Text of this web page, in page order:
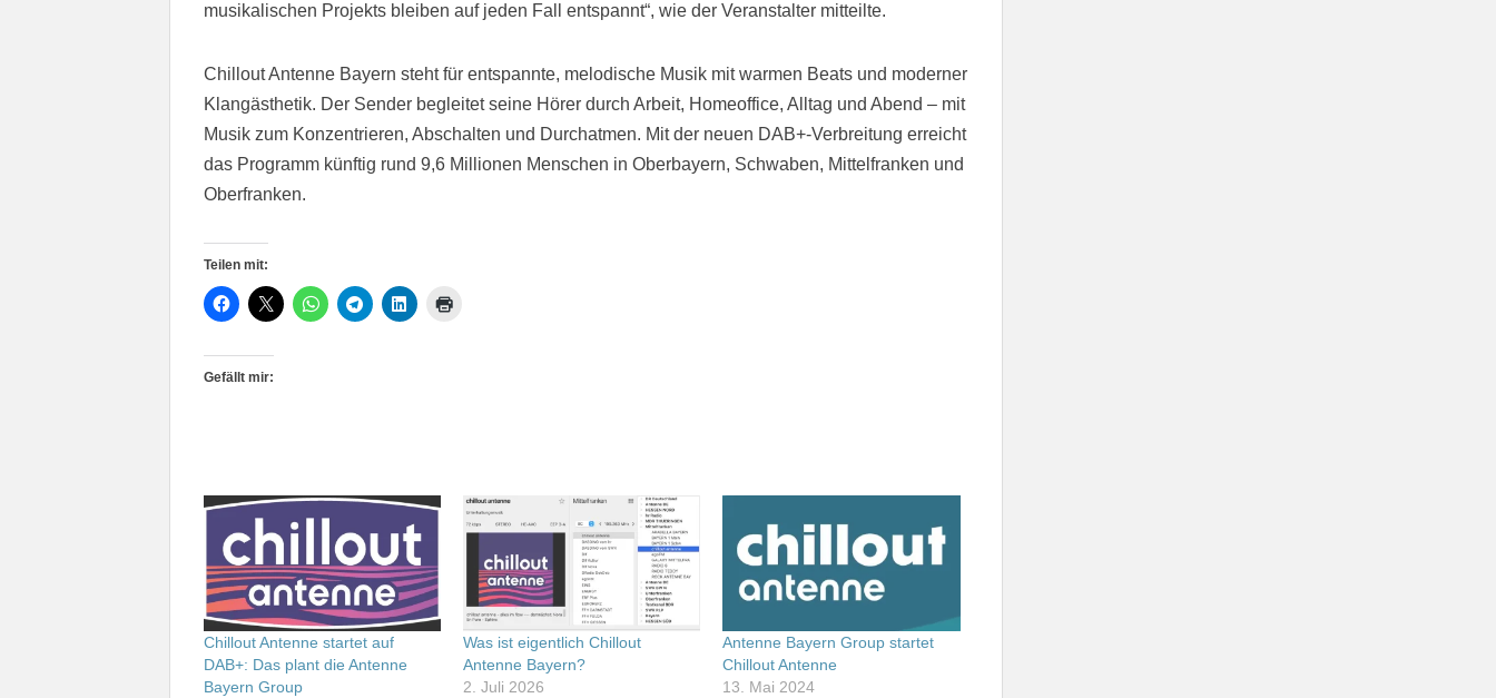
musikalischen Projekts bleiben auf jeden Fall entspannt“, wie der Veranstalter mitteilte.
Chillout Antenne Bayern steht für entspannte, melodische Musik mit warmen Beats und moderner
Klangästhetik. Der Sender begleitet seine Hörer durch Arbeit, Homeoffice, Alltag und Abend – mit
Musik zum Konzentrieren, Abschalten und Durchatmen. Mit der neuen DAB+-Verbreitung erreicht
das Programm künftig rund 9,6 Millionen Menschen in Oberbayern, Schwaben, Mittelfranken und
Oberfranken.
Teilen mit:
Gefällt mir:
Chillout Antenne startet auf
DAB+: Das plant die Antenne
Bayern Group
Was ist eigentlich Chillout
Antenne Bayern?
2. Juli 2026
Antenne Bayern Group startet
Chillout Antenne
13. Mai 2024